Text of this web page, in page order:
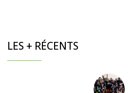
LES + RÉCENTS